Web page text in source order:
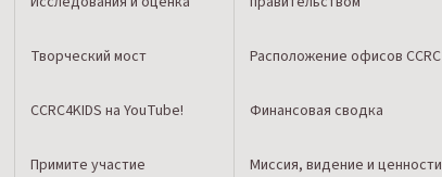
Творческий мост
CCRC4KIDS на YouTube!
Примите участие
Расположение офисов CCRC
Финансовая сводка
Миссия, видение и ценности